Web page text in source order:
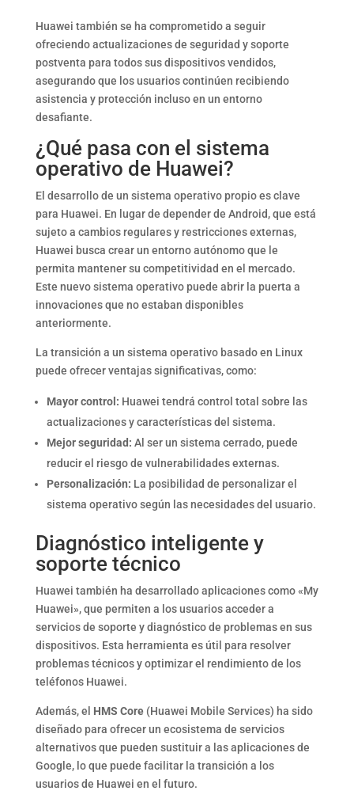
Huawei también se ha comprometido a seguir
ofreciendo actualizaciones de seguridad y soporte
postventa para todos sus dispositivos vendidos,
asegurando que los usuarios continúen recibiendo
asistencia y protección incluso en un entorno
desafiante.
¿Qué pasa con el sistema
operativo de Huawei?
El desarrollo de un sistema operativo propio es clave
para Huawei. En lugar de depender de Android, que está
sujeto a cambios regulares y restricciones externas,
Huawei busca crear un entorno autónomo que le
permita mantener su competitividad en el mercado.
Este nuevo sistema operativo puede abrir la puerta a
innovaciones que no estaban disponibles
anteriormente.
La transición a un sistema operativo basado en Linux
puede ofrecer ventajas significativas, como:
Mayor control: Huawei tendrá control total sobre las
actualizaciones y características del sistema.
Mejor seguridad: Al ser un sistema cerrado, puede
reducir el riesgo de vulnerabilidades externas.
Personalización: La posibilidad de personalizar el
sistema operativo según las necesidades del usuario.
Diagnóstico inteligente y
soporte técnico
Huawei también ha desarrollado aplicaciones como «My
Huawei», que permiten a los usuarios acceder a
servicios de soporte y diagnóstico de problemas en sus
dispositivos. Esta herramienta es útil para resolver
problemas técnicos y optimizar el rendimiento de los
teléfonos Huawei.
Además, el HMS Core(Huawei Mobile Services) ha sido
diseñado para ofrecer un ecosistema de servicios
alternativos que pueden sustituir a las aplicaciones de
Google, lo que puede facilitar la transición a los
usuarios de Huawei en el futuro.